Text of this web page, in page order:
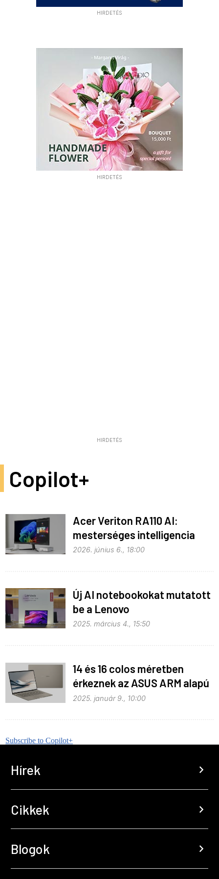
HIRDETÉS
HIRDETÉS
HIRDETÉS
Copilot+
Acer Veriton RA110 AI:
mesterséges intelligencia
helyben
2026. június 6., 18:00
Új AI notebookokat mutatott
be a Lenovo
2025. március 4., 15:50
14 és 16 colos méretben
érkeznek az ASUS ARM alapú
notebookjai
2025. január 9., 10:00
Subscribe to Copilot+
Hírek chevron_right
Cikkek chevron_right
Blogok chevron_right